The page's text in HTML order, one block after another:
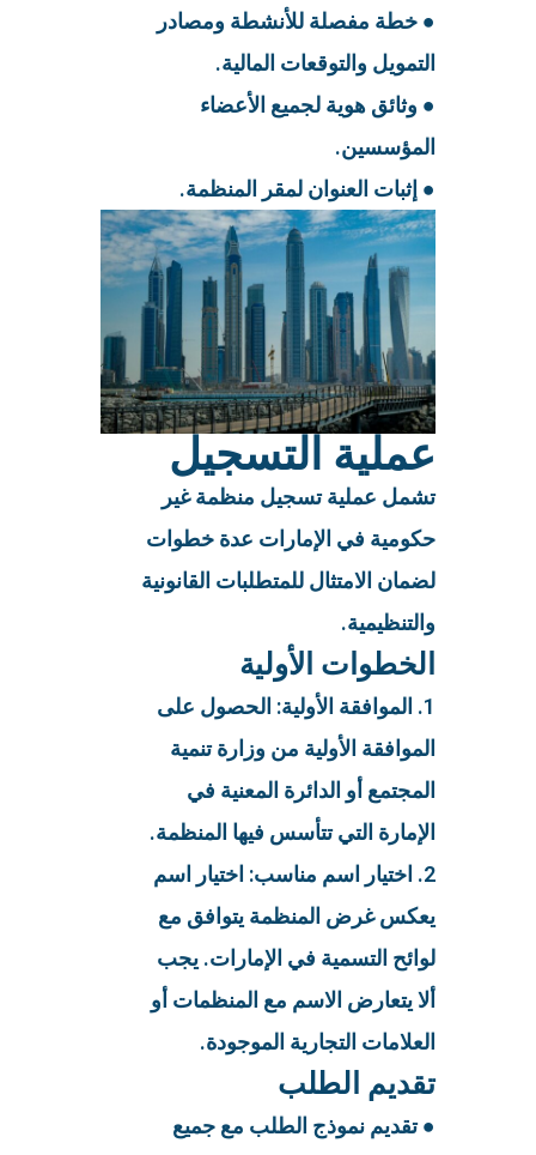
● خطة مفصلة للأنشطة ومصادر
التمويل والتوقعات المالية.
● وثائق هوية لجميع الأعضاء
المؤسسين.
● إثبات العنوان لمقر المنظمة.
عملية التسجيل
تشمل عملية تسجيل منظمة غير
حكومية في الإمارات عدة خطوات
لضمان الامتثال للمتطلبات القانونية
والتنظيمية.
الخطوات الأولية
1. الموافقة الأولية: الحصول على
الموافقة الأولية من وزارة تنمية
المجتمع أو الدائرة المعنية في
الإمارة التي تتأسس فيها المنظمة.
2. اختيار اسم مناسب: اختيار اسم
يعكس غرض المنظمة يتوافق مع
لوائح التسمية في الإمارات. يجب
ألا يتعارض الاسم مع المنظمات أو
العلامات التجارية الموجودة.
تقديم الطلب
● تقديم نموذج الطلب مع جميع